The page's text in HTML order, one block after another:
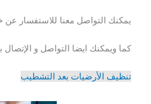
يمكنك التواصل معنا للاستفسار
كما ويمكنك ايضا التواصل و
تنظيف الأرضيات بعد التشطيب